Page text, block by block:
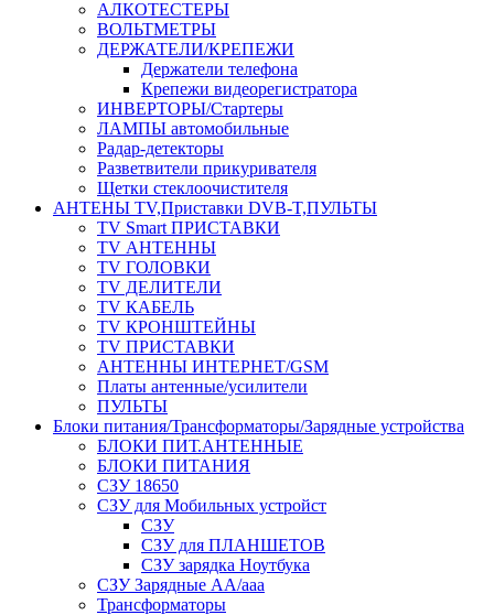
АЛКОТЕСТЕРЫ
ВОЛЬТМЕТРЫ
ДЕРЖАТЕЛИ/КРЕПЕЖИ
Держатели телефона
Крепежи видеорегистратора
ИНВЕРТОРЫ/Стартеры
ЛАМПЫ автомобильные
Радар-детекторы
Разветвители прикуривателя
Щетки стеклоочистителя
АНТЕНЫ ТV,Приставки DVB-T,ПУЛЬТЫ
TV Smart ПРИСТАВКИ
TV АНТЕННЫ
TV ГОЛОВКИ
TV ДЕЛИТЕЛИ
TV КАБЕЛЬ
TV КРОНШТЕЙНЫ
TV ПРИСТАВКИ
АНТЕННЫ ИНТЕРНЕТ/GSM
Платы антенные/усилители
ПУЛЬТЫ
Блоки питания/Трансформаторы/Зарядные устройства
БЛОКИ ПИТ.АНТЕННЫЕ
БЛОКИ ПИТАНИЯ
СЗУ 18650
СЗУ для Мобильных устройст
СЗУ
СЗУ для ПЛАНШЕТОВ
СЗУ зарядка Ноутбука
СЗУ Зарядные АА/ааа
Трансформаторы